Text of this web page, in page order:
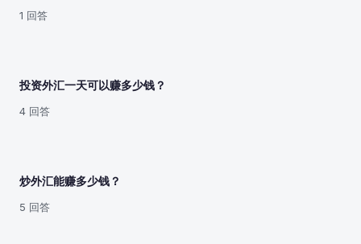
1 回答
投资外汇一天可以赚多少钱？
4 回答
炒外汇能赚多少钱？
5 回答